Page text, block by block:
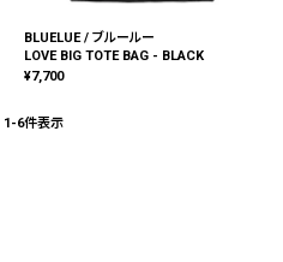
BLUELUE / ブルールー
LOVE BIG TOTE BAG - BLACK
¥7,700
1-6件表示